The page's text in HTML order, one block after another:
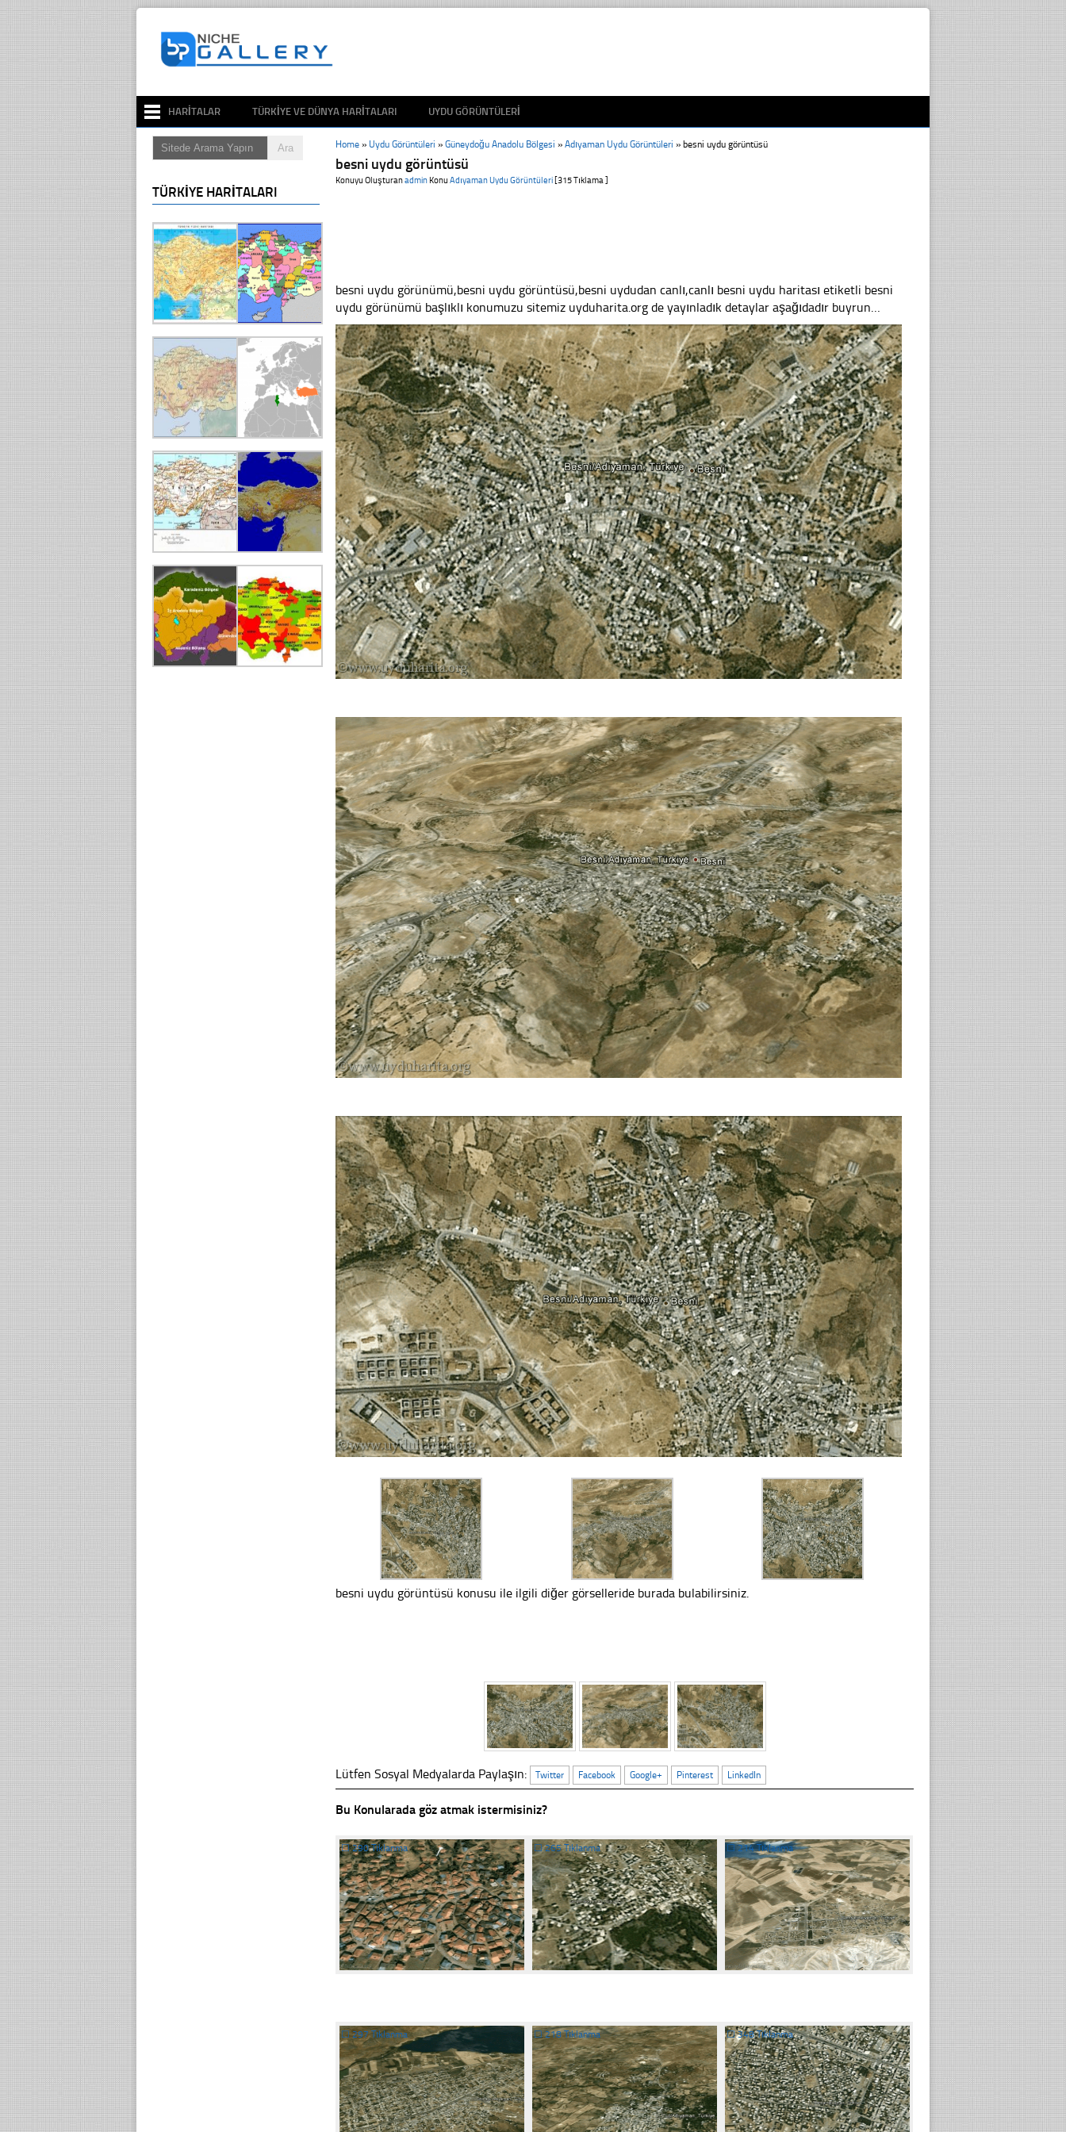
HARITALAR TÜRKIYE VE DÜNYA HARITALARI UYDU GÖRÜNTÜLERI
Home » Uydu Görüntüleri »Güneydoğu Anadolu Bölgesi »Adıyaman Uydu Görüntüleri » besni uydu görüntüsü
besni uydu görüntüsü
Konuyu Oluşturanadmin KonuAdıyaman Uydu Görüntüleri [315 Tıklama ]
besni uydu görünümü,besni uydu görüntüsü,besni uydudan canlı,canlı besni uydu haritası etiketli besni
uydu görünümü başlıklı konumuzu sitemiz uyduharita.org de yayınladık detaylar aşağıdadır buyrun…
besni uydu görüntüsü konusu ile ilgili diğer görselleride burada bulabilirsiniz.
Lütfen Sosyal Medyalarda Paylaşın: Twitter Facebook Google+ Pinterest LinkedIn
Bu Konularada göz atmak istermisiniz?
☐290 Tıklanma ☐265 Tıklanma ☐214 Tıklanma
☐297 Tıklanma ☐218 Tıklanma ☐348 Tıklanma
TÜRKIYE HARITALARI